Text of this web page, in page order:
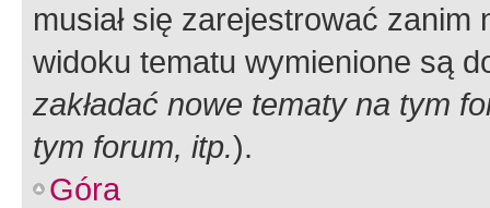
musiał się zarejestrować
widoku tematu wymienione są
zakładać nowe tematy na tym
tym forum, itp.).
Góra